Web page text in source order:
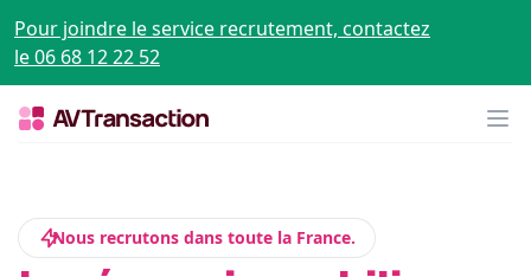
Pour joindre le service recrutement, contactez
le 06 68 12 22 52
Nous recrutons dans toute la France.